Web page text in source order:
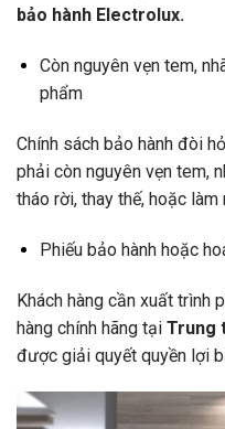
bảo hành Electrolux.
Còn nguyên vẹn tem,
phẩm
Chính sách bảo hành đòi
phải còn nguyên vẹn tem,
tháo rời, thay thế, hoặc
Phiếu bảo hành hoặc
Khách hàng cần xuất trình
hàng chính hãng tại Trung
được giải quyết quyền lợi